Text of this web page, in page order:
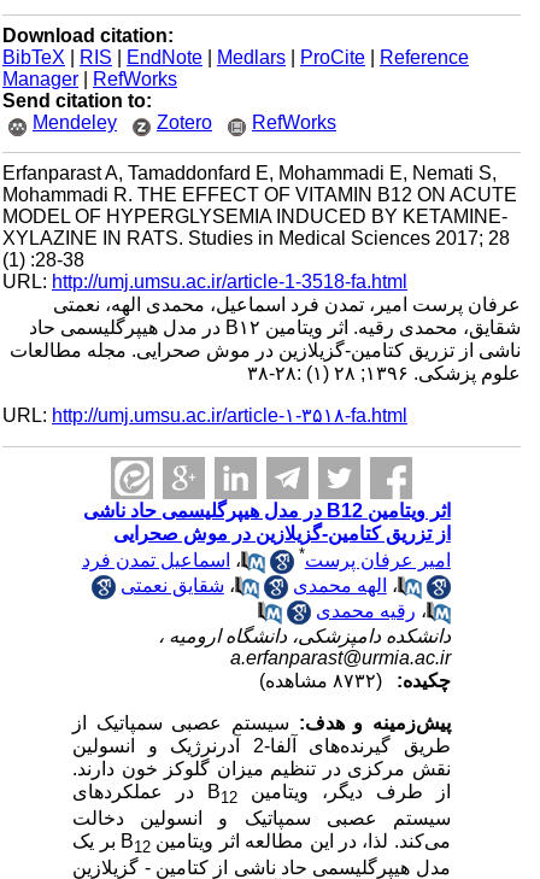
Download citation:
BibTeX
| RIS |EndNote |Medlars |ProCite |Reference
Manager
|RefWorks
Send citation to:
Mendeley
Zotero RefWorks
Erfanparast A, Tamaddonfard E, Mohammadi E, Nemati S,
Mohammadi R. THE EFFECT OF VITAMIN B12 ON ACUTE
MODEL OF HYPERGLYSEMIA INDUCED BY KETAMINE-
XYLAZINE IN RATS. Studies in Medical Sciences 2017; 28
(1) :28-38
URL:http://umj.umsu.ac.ir/article-1-3518-fa.html
عرفان پرست امیر، تمدن فرد اسماعیل، محمدی الهه، نعمتی
شقایق، محمدی رقیه. اثر ویتامین B۱۲ در مدل هیپرگلیسمی حاد
ناشی از تزریق کتامین-گزیلازین در موش صحرایی. مجله مطالعات
علوم پزشکی. ۱۳۹۶; ۲۸ (۱) :۲۸-۳۸
URL:http://umj.umsu.ac.ir/article-۱-۳۵۱۸-fa.html
اثر ویتامین B12 در مدل هیپرگلیسمی حاد ناشی
از تزریق کتامین-گزیلازین در موش صحرایی
امیر عرفان پرست* ،اسماعیل تمدن فرد
،الهه محمدی ،شقایق نعمتی
،رقیه محمدی
دانشکده دامپزشکی، دانشگاه ارومیه ،
a.erfanparast@urmia.ac.ir
چکیده:
پیش‌زمینه و هدف:سیستم عصبی سمپاتیک از
طریق گیرنده‌های آلفا-2 آدرنرژیک و انسولین
نقش مرکزی در تنظیم میزان گلوکز خون دارند.
از طرف دیگر، ویتامین
B12
در عملکردهای
سیستم عصبی سمپاتیک و انسولین دخالت
می‌کند. لذا، در این مطالعه اثر ویتامین
B12
بر یک
مدل هیپرگلیسمی حاد ناشی از کتامین - گزیلازین